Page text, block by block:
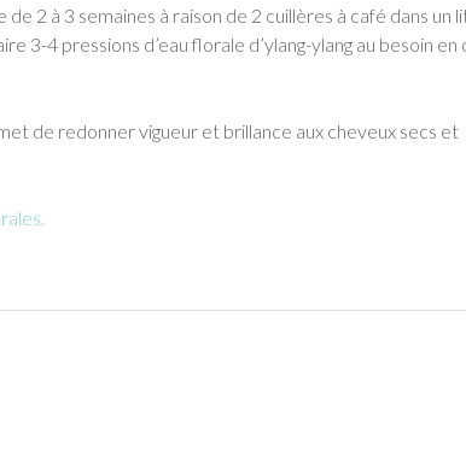
2 à 3 semaines à raison de 2 cuillères à café dans un
3-4 pressions d’eau florale d’ylang-ylang au besoin en
de redonner vigueur et brillance aux cheveux secs et